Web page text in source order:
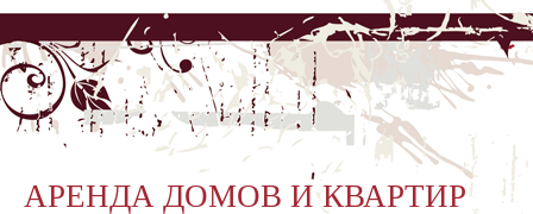
АРЕНДА ДОМОВ И КВАРТИР